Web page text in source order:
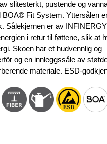
er:
2.929 kr.
slitesterkt, pustende og
BOA® Fit System. Yttersålen
Sålekjernen er av
i retur til føttene, slik at
Skoen har et hudvennlig og
og en innleggssåle av
materiale. ESD-